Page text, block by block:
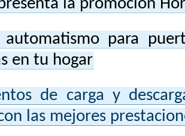
la promoción
automatismo para
en tu hogar
de carga y
las mejores